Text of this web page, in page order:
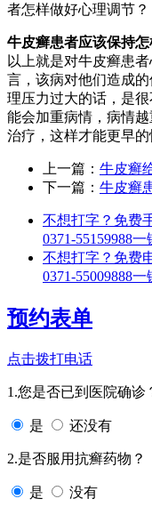
者怎样做好心理调节？
牛皮癣患者应该保持怎
以上就是对牛皮癣患
言，该病对他们造成
理压力过大的话，是
能会加重病情，病情
治疗，这样才能更早的
上一篇： 牛皮癣
下一篇： 牛皮癣
不想打字？免费
0371-55159988一
不想打字？免费
0371-55009888一
预约表单
点击拨打电话
1.您是否已到医院确诊
是 还没有
2.是否服用抗癣药物？
是 没有